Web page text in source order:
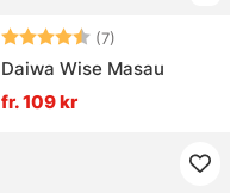
Betyg: (7)
Daiwa Wise Masau
fr. 109 kr